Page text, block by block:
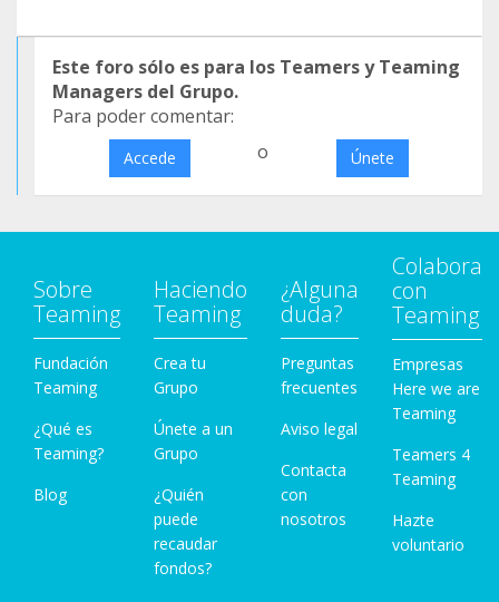
Este foro sólo es para los Teamers y Teaming
Managers del Grupo.
Para poder comentar:
Accede o Únete
Sobre
Teaming
Fundación
Teaming
¿Qué es
Teaming?
Blog
Haciendo
Teaming
Crea tu
Grupo
Únete a un
Grupo
¿Quién
puede
recaudar
fondos?
¿Alguna
duda?
Preguntas
frecuentes
Aviso legal
Contacta
con
nosotros
Colabora
con
Teaming
Empresas
Here we are
Teaming
Teamers 4
Teaming
Hazte
voluntario